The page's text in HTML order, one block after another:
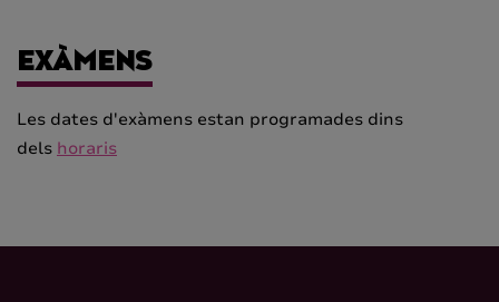
EXÀMENS
Les dates d'exàmens estan programades dins
dels horaris